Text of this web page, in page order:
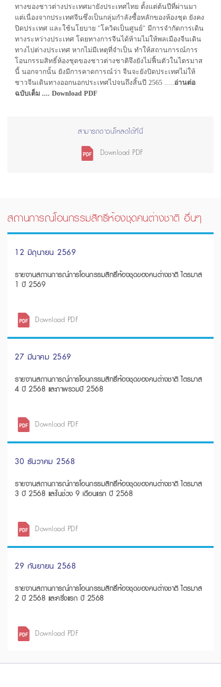
ทางของชาวต่างประเทศมายังประเทศไทย ตั้งแต่ต้นปีที่ผ่านมา
แต่เนื่องจากประเทศจีนซึ่งเป็นกลุ่มกำลังซื้อหลักของห้องชุด ยังคง
ปิดประเทศ และใช้นโยบาย "โควิดเป็นศูนย์" มีการจำกัดการเดิน
ทางระหว่างประเทศ โดยทางการจีนได้ห้ามไม่ให้พลเมืองจีนเดิน
ทางไปต่างประเทศ หากไม่มีเหตุที่จำเป็น ทำให้สถานการณ์การ
โอนกรรมสิทธิ์ห้องชุดของชาวต่างชาติจึงยังไม่ฟื้นตัวในไตรมาส
นี้ นอกจากนั้น ยังมีการคาดการณ์ว่า จีนจะยังปิดประเทศไม่ให้
ชาวจีนเดินทางออกนอกประเทศไปจนถึงสิ้นปี 2565 .....อ่านต่อ
ฉบับเต็ม .... Download PDF
สามารถดาวน์โหลดได้ที่นี่
Download PDF
สถานการณ์โอนกรรมสิทธิ์ห้องชุดคนต่างชาติ อื่นๆ
12 มิถุนายน 2569
รายงานสถานการณ์การโอนกรรมสิทธิ์ห้องชุดของคนต่างชาติ ไตรมาส
1 ปี 2569
Download PDF
27 มีนาคม 2569
รายงานสถานการณ์การโอนกรรมสิทธิ์ห้องชุดของคนต่างชาติ ไตรมาส
4 ปี 2568 และภาพรวมปี 2568
Download PDF
30 ธันวาคม 2568
รายงานสถานการณ์การโอนกรรมสิทธิ์ห้องชุดของคนต่างชาติ ไตรมาส
3 ปี 2568 และในช่วง 9 เดือนแรก ปี 2568
Download PDF
29 กันยายน 2568
รายงานสถานการณ์การโอนกรรมสิทธิ์ห้องชุดของคนต่างชาติ ไตรมาส
2 ปี 2568 และครึ่งแรก ปี 2568
Download PDF